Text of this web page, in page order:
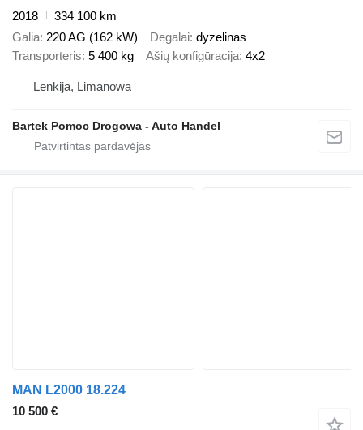
2018
334 100 km
Galia 220 AG (162 kW) Degalai dyzelinas
Transporteris 5 400 kg Ašių konfigūracija 4x2
Lenkija, Limanowa
Bartek Pomoc Drogowa - Auto Handel
MAN L2000 18.224
10 500 €